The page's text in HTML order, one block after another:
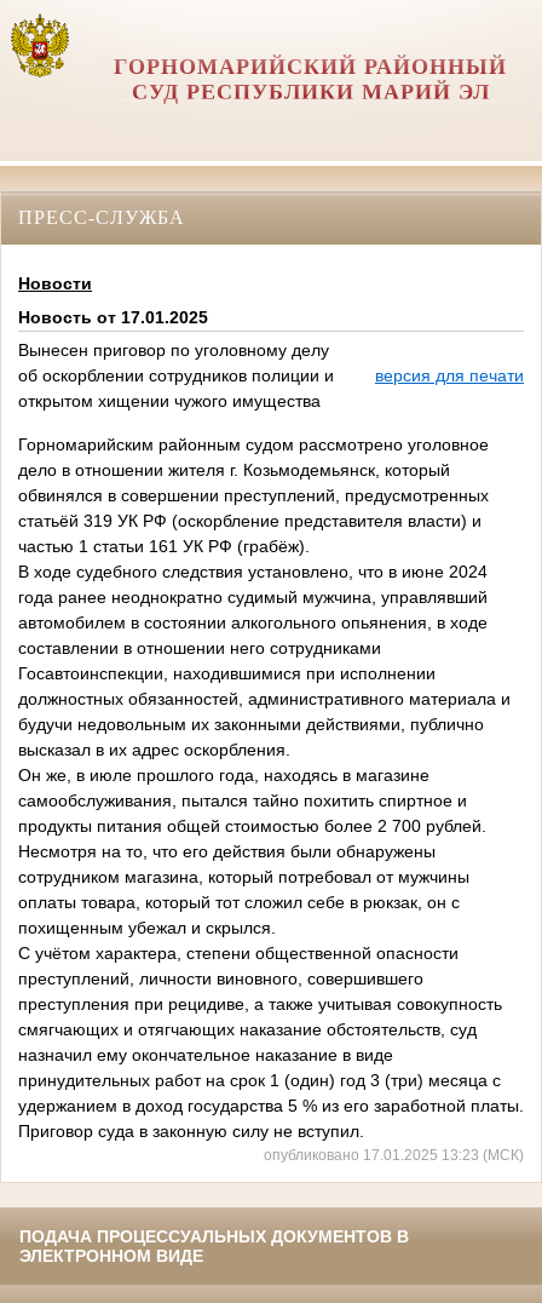
ГОРНОМАРИЙСКИЙ РАЙОННЫЙ
СУД РЕСПУБЛИКИ МАРИЙ ЭЛ
ПРЕСС-СЛУЖБА
Новости
Новость от 17.01.2025
Вынесен приговор по уголовному делу
об оскорблении сотрудников полиции и
открытом хищении чужого имущества
версия для печати
Горномарийским районным судом рассмотрено уголовное
дело в отношении жителя г. Козьмодемьянск, который
обвинялся в совершении преступлений, предусмотренных
статьёй 319 УК РФ (оскорбление представителя власти) и
частью 1 статьи 161 УК РФ (грабёж).
В ходе судебного следствия установлено, что в июне 2024
года ранее неоднократно судимый мужчина, управлявший
автомобилем в состоянии алкогольного опьянения, в ходе
составлении в отношении него сотрудниками
Госавтоинспекции, находившимися при исполнении
должностных обязанностей, административного материала и
будучи недовольным их законными действиями, публично
высказал в их адрес оскорбления.
Он же, в июле прошлого года, находясь в магазине
самообслуживания, пытался тайно похитить спиртное и
продукты питания общей стоимостью более 2 700 рублей.
Несмотря на то, что его действия были обнаружены
сотрудником магазина, который потребовал от мужчины
оплаты товара, который тот сложил себе в рюкзак, он с
похищенным убежал и скрылся.
С учётом характера, степени общественной опасности
преступлений, личности виновного, совершившего
преступления при рецидиве, а также учитывая совокупность
смягчающих и отягчающих наказание обстоятельств, суд
назначил ему окончательное наказание в виде
принудительных работ на срок 1 (один) год 3 (три) месяца с
удержанием в доход государства 5 % из его заработной платы.
Приговор суда в законную силу не вступил.
опубликовано 17.01.2025 13:23 (МСК)
ПОДАЧА ПРОЦЕССУАЛЬНЫХ ДОКУМЕНТОВ В
ЭЛЕКТРОННОМ ВИДЕ